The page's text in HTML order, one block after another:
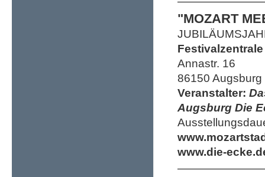
"MOZART
Annastr. 16
86150 Augsburg
Veranstalter:
Augsburg Die
www.die-